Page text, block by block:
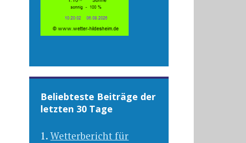
Beliebteste Beiträge der
letzten 30 Tage
Wetterbericht für